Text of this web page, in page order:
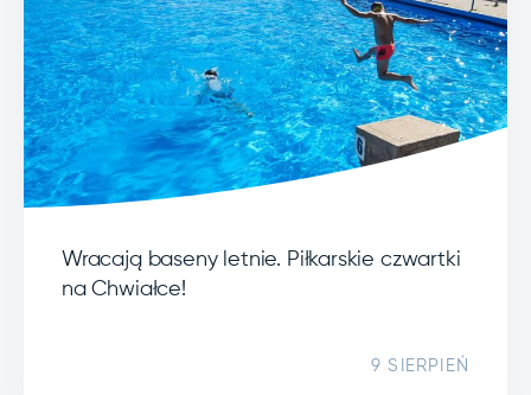
Wracają baseny letnie. Piłkarskie czwartki
na Chwiałce!
9 SIERPIEŃ